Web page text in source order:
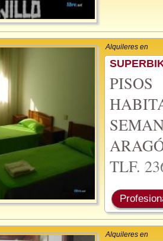
Alquileres en
TLF.
Alquileres en